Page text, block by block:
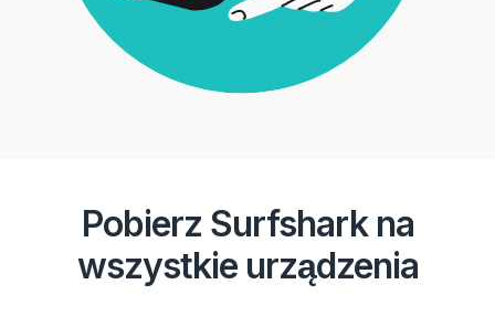
Pobierz Surfshark na
wszystkie urządzenia